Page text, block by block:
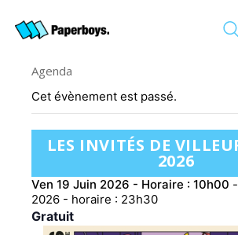
Agenda
Cet évènement est passé.
LES INVITÉS DE
2026
Ven 19 Juin 2026 - Horaire : 10h00 -
2026 - horaire : 23h30
Gratuit